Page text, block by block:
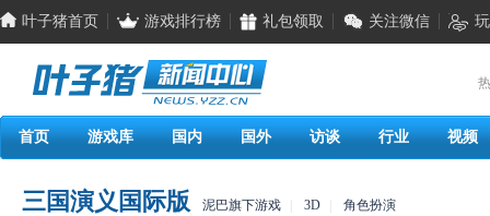
叶子猪首页 游戏排行榜 礼包领取 关注微信
首页 游戏库 国内 国外 访谈 行业 视频
三国演义国际版 泥巴旗下游戏 3D 角色扮演